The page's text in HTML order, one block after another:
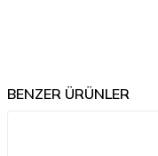
BENZER ÜRÜNLER